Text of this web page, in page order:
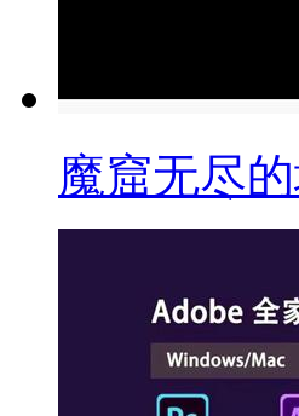
魔窟无尽